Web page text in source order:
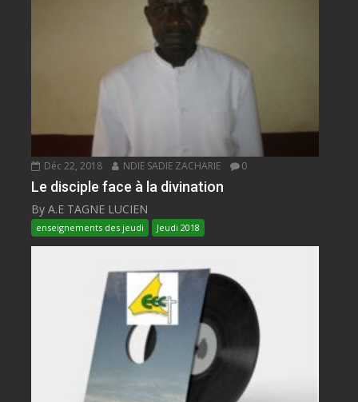
Déc 22, 2018 NDIE SADIE ZACHARIE 0
Le disciple face à la divination
By A.E TAGNE LUCIEN
enseignements des jeudi Jeudi 2018